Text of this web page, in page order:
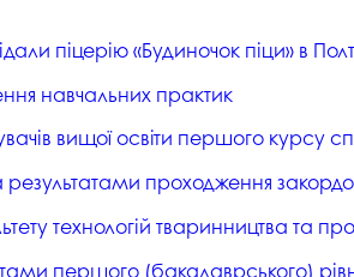
піцерію «Будиночок піци» в
навчальних практик
вищої освіти першого курсу
проходження
технологій тваринництва та
першого (бакалаврського) рівня